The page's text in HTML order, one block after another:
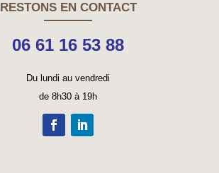
RESTONS EN CONTACT
06 61 16 53 88
Du lundi au vendredi
de 8h30 à 19h